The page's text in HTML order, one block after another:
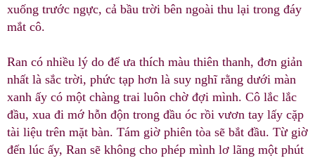
xuống trước ngực, cả bầu trời bên ngoài thu lại trong đáy
mắt cô.
Ran có nhiều lý do để ưa thích màu thiên thanh, đơn giản
nhất là sắc trời, phức tạp hơn là suy nghĩ rằng dưới màn
xanh ấy có một chàng trai luôn chờ đợi mình. Cô lắc lắc
đầu, xua đi mớ hỗn độn trong đầu óc rồi vươn tay lấy cặp
tài liệu trên mặt bàn. Tám giờ phiên tòa sẽ bắt đầu. Từ giờ
đến lúc ấy, Ran sẽ không cho phép mình lơ lãng một phút